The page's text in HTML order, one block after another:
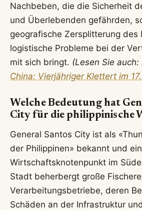
Nachbeben, die die Sicherheit
und Überlebenden gefährden,
geografische Zersplitterung des
logistische Probleme bei der
mit sich bringt. (Lesen Sie auch:
China: Vierjähriger Klettert im
Welche Bedeutung hat
City für die philippinische
General Santos City ist als
der Philippinen» bekannt und
Wirtschaftsknotenpunkt im
Stadt beherbergt große
Verarbeitungsbetriebe, deren
Schäden an der Infrastruktur